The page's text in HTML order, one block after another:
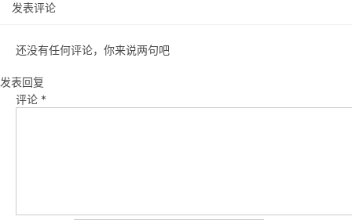
发表评论
还没有任何评论，你来说两句吧
发表回复
评论 *